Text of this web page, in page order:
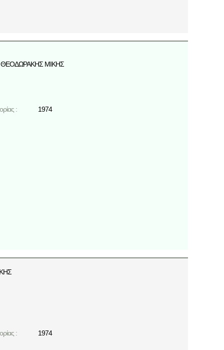
ΘΕΟΔΩΡΑΚΗΣ ΜΙΚΗΣ
:
1974
:
1974